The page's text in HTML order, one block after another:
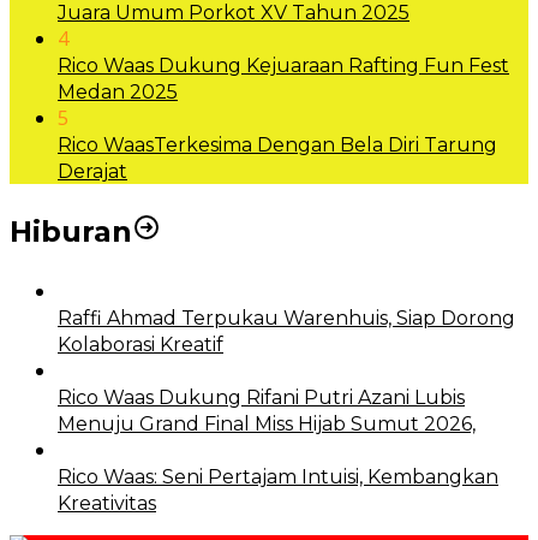
Juara Umum Porkot XV Tahun 2025
4
Rico Waas Dukung Kejuaraan Rafting Fun Fest
Medan 2025
5
Rico WaasTerkesima Dengan Bela Diri Tarung
Derajat
Hiburan
Raffi Ahmad Terpukau Warenhuis, Siap Dorong
Kolaborasi Kreatif
Rico Waas Dukung Rifani Putri Azani Lubis
Menuju Grand Final Miss Hijab Sumut 2026,
Rico Waas: Seni Pertajam Intuisi, Kembangkan
Kreativitas